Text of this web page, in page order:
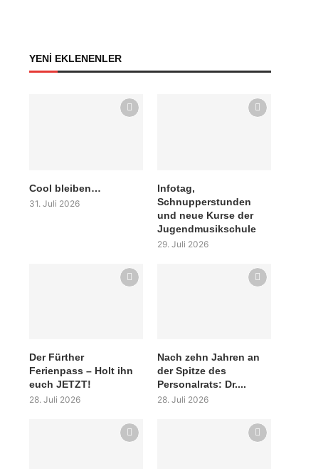
YENİ EKLENENLER
Cool bleiben…
31. Juli 2026
Infotag,
Schnupperstunden
und neue Kurse der
Jugendmusikschule
29. Juli 2026
Der Fürther
Ferienpass – Holt ihn
euch JETZT!
28. Juli 2026
Nach zehn Jahren an
der Spitze des
Personalrats: Dr....
28. Juli 2026